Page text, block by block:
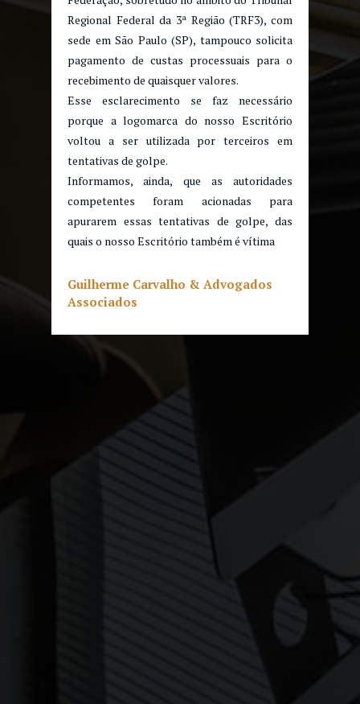
Regional Federal da 3ª Região (TRF3), com
sede em São Paulo (SP), tampouco solicita
pagamento de custas processuais para o
recebimento de quaisquer valores.
Esse esclarecimento se faz necessário
porque a logomarca do nosso Escritório
voltou a ser utilizada por terceiros em
tentativas de golpe.
Informamos, ainda, que as autoridades
competentes foram acionadas para
apurarem essas tentativas de golpe, das
quais o nosso Escritório também é vítima
Guilherme Carvalho & Advogados
Associados